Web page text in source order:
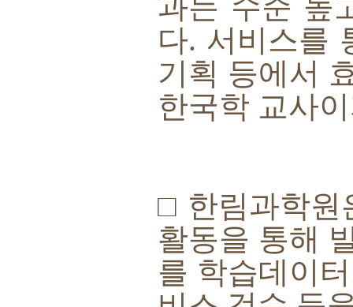
다. 서비스를
기획 등에서
한국학 교사
□ 한림과학
활동을 통해
를 학습데이